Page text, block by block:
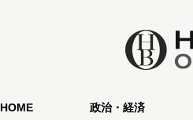
HOME 政治・経済